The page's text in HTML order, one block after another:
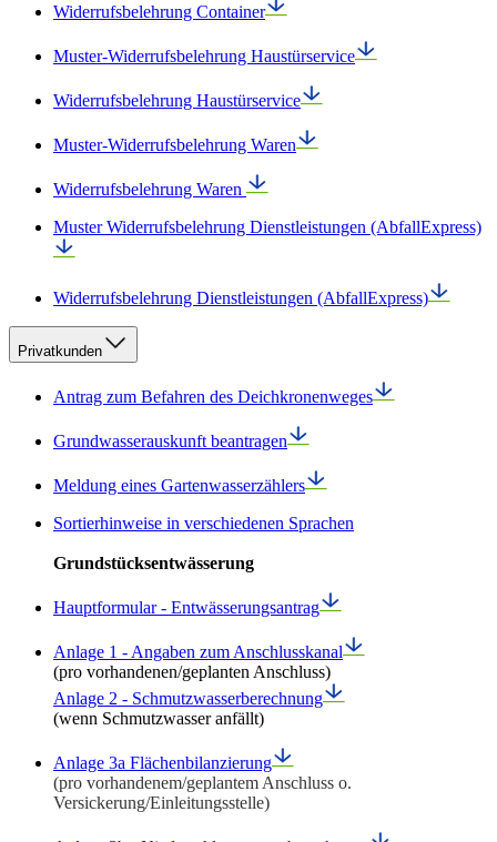
Widerrufsbelehrung Container
Muster-Widerrufsbelehrung Haustürservice
Widerrufsbelehrung Haustürservice
Muster-Widerrufsbelehrung Waren
Widerrufsbelehrung Waren
Muster Widerrufsbelehrung Dienstleistungen (AbfallExpress)
Widerrufsbelehrung Dienstleistungen (AbfallExpress)
Privatkunden
Antrag zum Befahren des Deichkronenweges
Grundwasserauskunft beantragen
Meldung eines Gartenwasserzählers
Sortierhinweise in verschiedenen Sprachen
Grundstücksentwässerung
Hauptformular - Entwässerungsantrag
Anlage 1 - Angaben zum Anschlusskanal
(pro vorhandenen/geplanten Anschluss)
Anlage 2 - Schmutzwasserberechnung
(wenn Schmutzwasser anfällt)
Anlage 3a Flächenbilanzierung
(pro vorhandenem/geplantem Anschluss o.
Versickerung/Einleitungsstelle)